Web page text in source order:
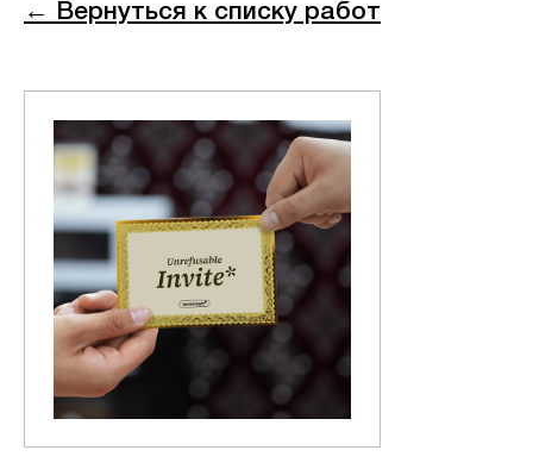
← Вернуться к списку работ